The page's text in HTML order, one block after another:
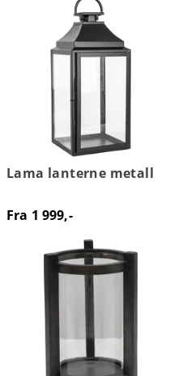
Lama lanterne metall
Fra 1 999,-